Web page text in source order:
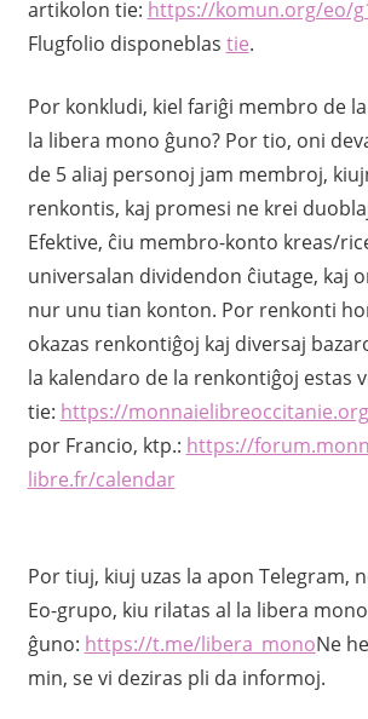
artikolon tie: https://komun.org/eo/
Flugfolio disponeblas tie.
Por konkludi, kiel fariĝi membro de
la libera mono ĝuno? Por tio, oni
de 5 aliaj personoj jam membroj,
renkontis, kaj promesi ne krei
Efektive, ĉiu membro-konto kreas/
universalan dividendon ĉiutage, kaj
nur unu tian konton. Por renkonti
okazas renkontiĝoj kaj diversaj
la kalendaro de la renkontiĝoj estas
tie: https://
por Francio, ktp.: https://
libre.fr/calendar
Por tiuj, kiuj uzas la apon Telegram,
Eo-grupo, kiu rilatas al la libera mono
ĝuno: https://t.me/libera_monoNe
min, se vi deziras pli da informoj.